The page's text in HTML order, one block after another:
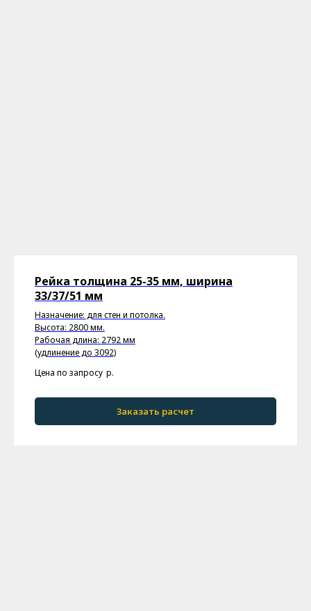
Рейка толщина 25-35 мм, ширина
33/37/51 мм
Назначение: для стен и потолка.
Высота: 2800 мм.
Рабочая длина: 2792 мм
(удлинение до 3092)
Цена по запросу р.
Заказать расчет